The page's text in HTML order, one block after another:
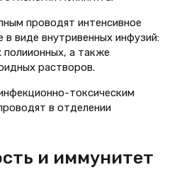
проводят интенсивное
в виде внутривенных инфузий:
а также
растворов.
токсическим
в отделении
и иммунитет